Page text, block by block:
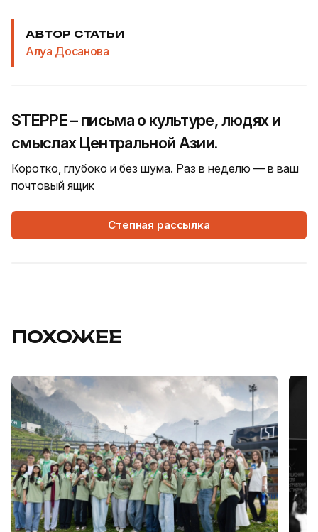
АВТОР СТАТЬИ
Алуа Досанова
STEPPE – письма о культуре, людях и
смыслах Центральной Азии.
Коротко, глубоко и без шума. Раз в неделю — в ваш
почтовый ящик
Степная рассылка
ПОХОЖЕЕ